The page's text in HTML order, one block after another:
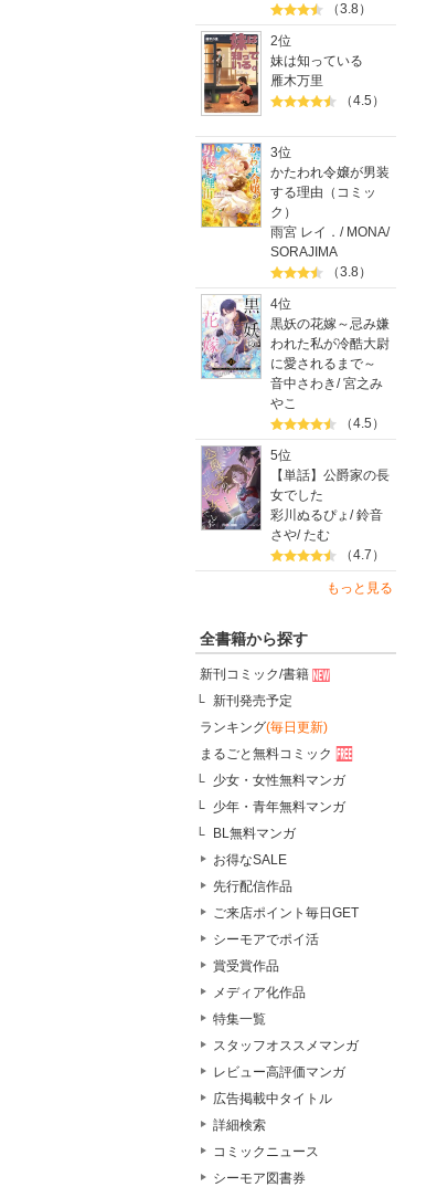
（3.8）
2位
妹は知っている
雁木万里
（4.5）
3位
かたわれ令嬢が男装
する理由（コミッ
ク）
雨宮 レイ． / MONA/
SORAJIMA
（3.8）
4位
黒妖の花嫁～忌み嫌
われた私が冷酷大尉
に愛されるまで～
音中さわき/宮之み
やこ
（4.5）
5位
【単話】公爵家の長
女でした
彩川ぬるぴょ /鈴音
さや/たむ
（4.7）
もっと見る
全書籍から探す
新刊コミック/書籍
新刊発売予定
ランキング(毎日更新)
まるごと無料コミック
少女・女性無料マンガ
少年・青年無料マンガ
BL無料マンガ
お得なSALE
先行配信作品
ご来店ポイント毎日GET
シーモアでポイ活
賞受賞作品
メディア化作品
特集一覧
スタッフオススメマンガ
レビュー高評価マンガ
広告掲載中タイトル
詳細検索
コミックニュース
シーモア図書券